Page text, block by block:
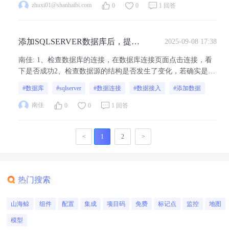
优化数据量：缩减数据规模或使用高性能组件；5.刷新缓存 / 升
zhuxi01@shanhaibi.com 0 0 1 回答
添加SQLSERVER数据库后，提示
2025-09-08 17:38
南佳: 1、检查数据库的连接，在数据库连接页面点击连接，看
下是否成功2、检查数据源的结构是否发生了变化，若确实是结
不够稳定3、检查网络，可能是网络不稳定
#数据库 #sqlserver #数据连接 #数据接入 #添加数据
南佳 0 0 1 回答
< 1 2 >
热门搜索
山海鲸 组件 配置 集成 项目码 免费 标记点 监控 地图
模型